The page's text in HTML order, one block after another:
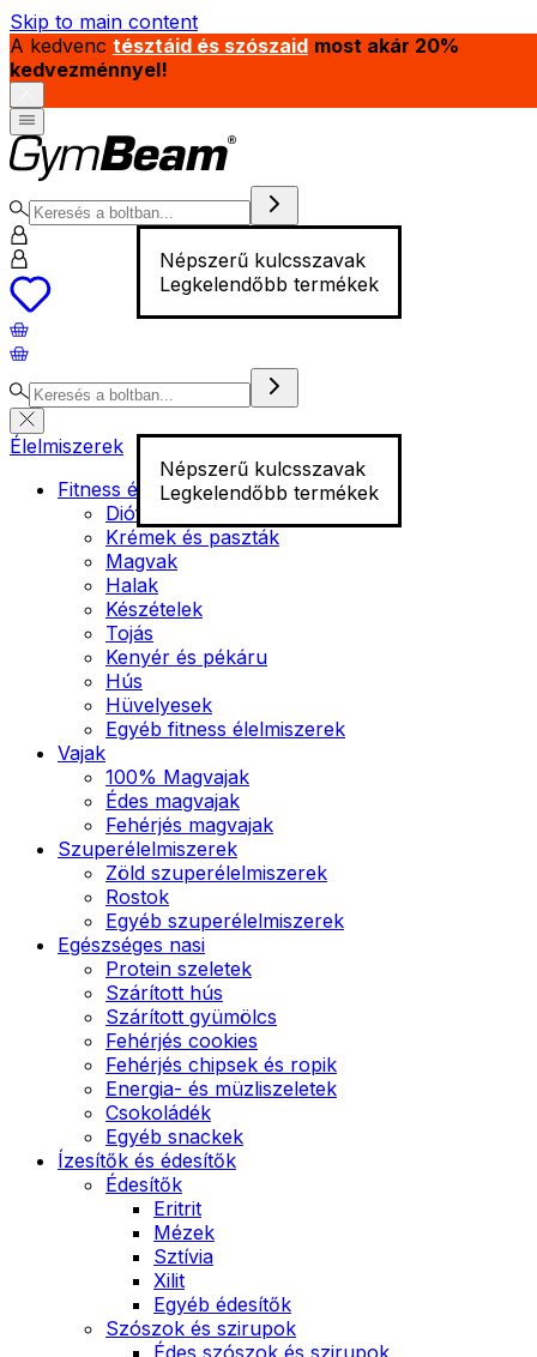
Skip to main content
A kedvenc tésztáid és szószaid most akár 20%
kedvezménnyel!
Népszerű kulcsszavak
Legkelendőbb termékek
Népszerű kulcsszavak
Legkelendőbb termékek
Élelmiszerek
Fitness élelmiszer
Diófélék
Krémek és paszták
Magvak
Halak
Készételek
Tojás
Kenyér és pékáru
Hús
Hüvelyesek
Egyéb fitness élelmiszerek
Vajak
100% Magvajak
Édes magvajak
Fehérjés magvajak
Szuperélelmiszerek
Zöld szuperélelmiszerek
Rostok
Egyéb szuperélelmiszerek
Egészséges nasi
Protein szeletek
Szárított hús
Szárított gyümölcs
Fehérjés cookies
Fehérjés chipsek és ropik
Energia- és müzliszeletek
Csokoládék
Egyéb snackek
Ízesítők és édesítők
Édesítők
Eritrit
Mézek
Sztívia
Xilit
Egyéb édesítők
Szószok és szirupok
Édes szószok és szirupok